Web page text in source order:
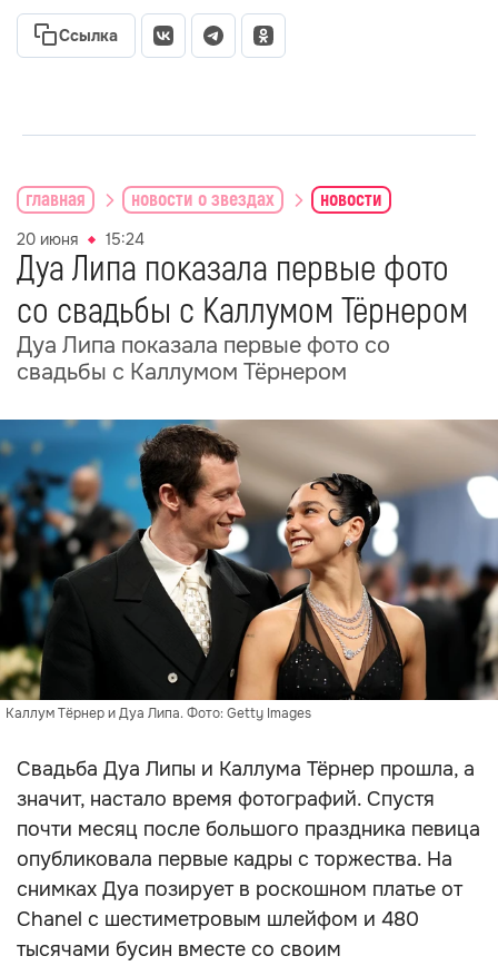
Ссылка
главная новости о звездах новости
20 июня 15:24
Дуа Липа показала первые фото
со свадьбы с Каллумом Тёрнером
Дуа Липа показала первые фото со
свадьбы с Каллумом Тёрнером
Каллум Тёрнер и Дуа Липа. Фото: Getty Images
Свадьба Дуа Липы и Каллума Тёрнер прошла, а
значит, настало время фотографий. Спустя
почти месяц после большого праздника певица
опубликовала первые кадры с торжества. На
снимках Дуа позирует в роскошном платье от
Chanel с шестиметровым шлейфом и 480
тысячами бусин вместе со своим